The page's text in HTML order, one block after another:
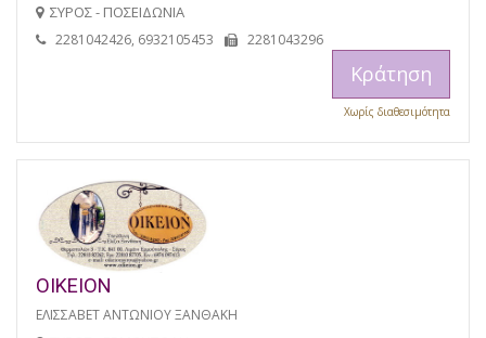
ΣΥΡΟΣ - ΠΟΣΕΙΔΩΝΙΑ
2281042426, 6932105453 2281043296
Κράτηση
Χωρίς διαθεσιμότητα
ΟΙΚΕΙΟΝ
ΕΛΙΣΣΑΒΕΤ ΑΝΤΩΝΙΟΥ ΞΑΝΘΑΚΗ